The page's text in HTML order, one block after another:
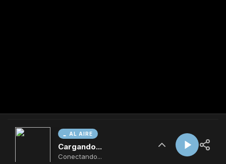
AL AIRE
Cargando...
Conectando...